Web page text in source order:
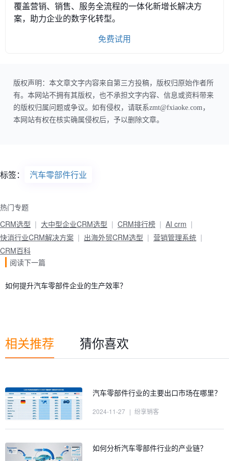
覆盖营销、销售、服务全流程的一体化新增长解决方
案，助力企业的数字化转型。
免费试用
版权声明：本文章文字内容来自第三方投稿，版权归原始作者所
有。本网站不拥有其版权，也不承担文字内容、信息或资料带来
的版权归属问题或争议。如有侵权，请联系zmt@fxiaoke.com，
本网站有权在核实确属侵权后，予以删除文章。
标签： 汽车零部件行业
热门专题
CRM选型
大中型企业CRM选型 CRM排行榜
AI crm
快消行业CRM解决方案
出海外贸CRM选型
营销管理系统
CRM百科
阅读下一篇
如何提升汽车零部件企业的生产效率？
相关推荐 猜你喜欢
汽车零部件行业的主要出口市场在哪里？
2024-11-27 | 纷享销客
如何分析汽车零部件行业的产业链？